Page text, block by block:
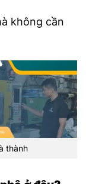
không cần
thành